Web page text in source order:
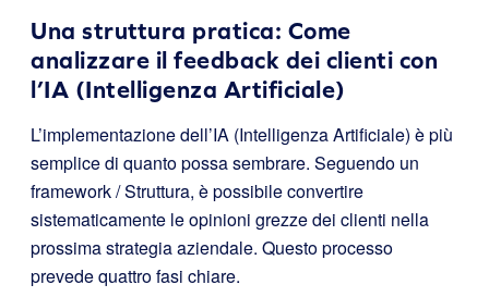
Una struttura pratica: Come
analizzare il feedback dei clienti con
l’IA (Intelligenza Artificiale)
L’implementazione dell’IA (Intelligenza Artificiale) è più
semplice di quanto possa sembrare. Seguendo un
framework / Struttura, è possibile convertire
sistematicamente le opinioni grezze dei clienti nella
prossima strategia aziendale. Questo processo
prevede quattro fasi chiare.